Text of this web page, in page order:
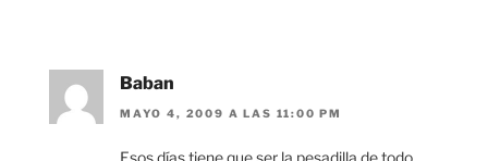
Baban
MAYO 4, 2009 A LAS 11:00 PM